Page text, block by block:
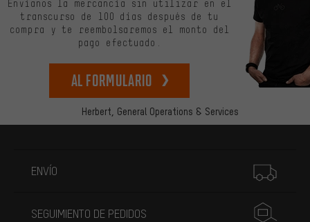
Herbert, General Operations & Services
Envíanos la mercancía sin utilizar en el
transcurso de 100 días después de tu
compra y te reembolsaremos el monto del
pago efectuado.
Al formulario
ENVÍO
SEGUIMIENTO DE PEDIDOS